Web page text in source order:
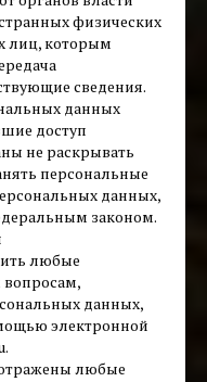
физических
лиц, которым
сведения.
данных
доступ
не раскрывать
персональные
данных,
законом.
любые
данных,
электронной
отражены любые